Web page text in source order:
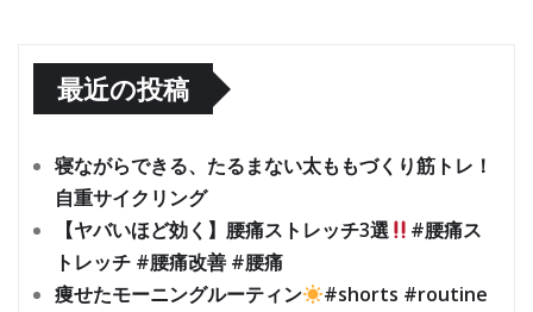
最近の投稿
寝ながらできる、たるまない太ももづくり筋トレ！
自重サイクリング
【ヤバいほど効く】腰痛ストレッチ3選
#腰痛ス
トレッチ #腰痛改善 #腰痛
痩せたモーニングルーティン
#shorts #routine